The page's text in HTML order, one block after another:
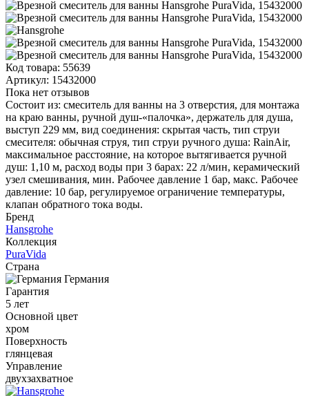
Код товара: 55639
Артикул: 15432000
Пока нет отзывов
Состоит из: смеситель для ванны на 3 отверстия, для монтажа
на краю ванны, ручной душ-«палочка», держатель для душа,
выступ 229 мм, вид соединения: скрытая часть, тип струи
смесителя: обычная струя, тип струи ручного душа: RainAir,
максимальное расстояние, на которое вытягивается ручной
душ: 1,10 м, расход воды при 3 барах: 22 л/мин, керамический
узел смешивания, мин. Рабочее давление 1 бар, макс. Рабочее
давление: 10 бар, регулируемое ограничение температуры,
клапан обратного тока воды.
Бренд
Hansgrohe
Коллекция
PuraVida
Страна
Германия
Гарантия
5 лет
Основной цвет
хром
Поверхность
глянцевая
Управление
двухзахватное